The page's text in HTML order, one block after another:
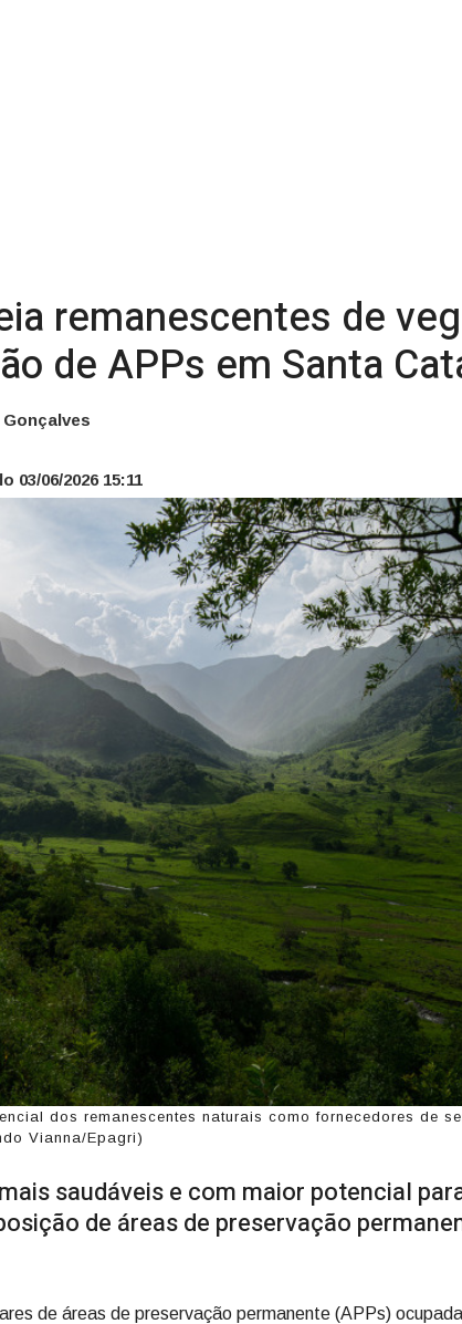
remanescentes de
de APPs em Santa
03/06/2026 15:11
dos remanescentes naturais como fornecedores de
Vianna/Epagri)
saudáveis e com maior potencial
de áreas de preservação
de áreas de preservação permanente (APPs)